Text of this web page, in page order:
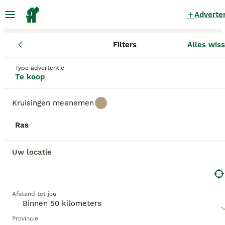
Filters Alles
Type advertentie
Te koop
Kruisingen meenemen
Ras
Uw locatie
Afstand tot jou
Provincie
Pups te koop
GEBOOSTE PUPPY ADVERTENTIES